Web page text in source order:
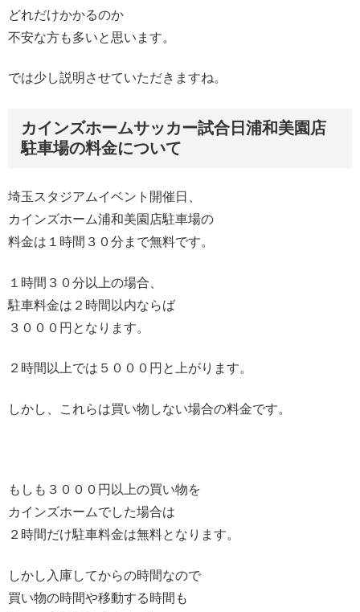
どれだけかかるのか
不安な方も多いと思います。
では少し説明させていただきますね。
カインズホームサッカー試合日浦和美園店
駐車場の料金について
埼玉スタジアムイベント開催日、
カインズホーム浦和美園店駐車場の
料金は１時間３０分まで無料です。
１時間３０分以上の場合、
駐車料金は２時間以内ならば
３０００円となります。
２時間以上では５０００円と上がります。
しかし、これらは買い物しない場合の料金です。
もしも３０００円以上の買い物を
カインズホームでした場合は
２時間だけ駐車料金は無料となります。
しかし入庫してからの時間なので
買い物の時間や移動する時間も